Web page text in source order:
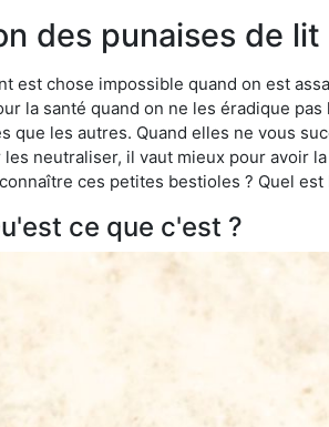
des punaises de lit
est chose impossible quand on est
la santé quand on ne les éradique
que les autres. Quand elles ne vous
neutraliser, il vaut mieux pour avoir la
ces petites bestioles ? Quel
ce que c'est ?